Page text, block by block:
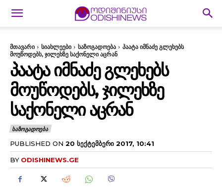
მთავარი სიახლეები საზოგადოება
პაატა იმნაძე გლეხებს
მოუწოდებს, ჯილეხზე საქონელი აცრან
ᲞᲐᲐᲢᲐ ᲘᲛᲜᲐᲫᲔ ᲒᲚᲔᲮᲔᲑᲡ
ᲛᲝᲣᲬᲝᲓᲔᲑᲡ, ᲯᲘᲚᲔᲮᲖᲔ
ᲡᲐᲥᲝᲜᲔᲚᲘ ᲐᲪᲠᲐᲜ
ᲡᲐᲖᲝᲒᲐᲓᲝᲔᲑᲐ
PUBLISHED ON 20 ᲡᲔᲥᲢᲔᲛᲑᲔᲠᲘ 2017, 10:41
BY ODISHINEWS.GE